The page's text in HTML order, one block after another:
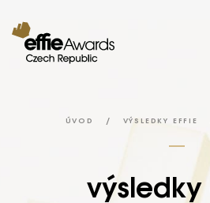
ÚVOD / VÝSLEDKY EFFIE
výsledky